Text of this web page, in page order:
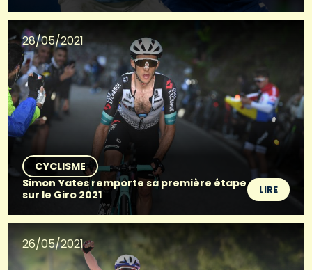
28/05/2021
CYCLISME
Simon Yates remporte sa première étape
sur le Giro 2021
LIRE
26/05/2021